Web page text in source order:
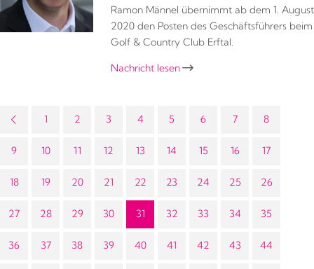
Ramon Männel übernimmt ab dem 1. August
2020 den Posten des Geschäftsführers beim
Golf & Country Club Erftal.
Nachricht lesen 
1 2 3 4 5 6 7 8
9 10 11 12 13 14 15 16 17
18 19 20 21 22 23 24 25 26
27 28 29 30 31 32 33 34 35
36 37 38 39 40 41 42 43 44